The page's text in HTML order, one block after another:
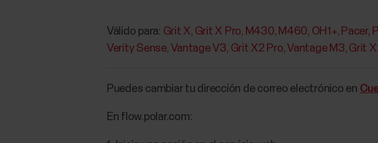
Válido para: Grit X Grit X Pro M430 M460 OH1+ Pacer
Verity Sense Vantage V3 Grit X2 Pro Vantage M3 Grit
Puedes cambiar tu dirección de correo electrónico en
En flow.polar.com: